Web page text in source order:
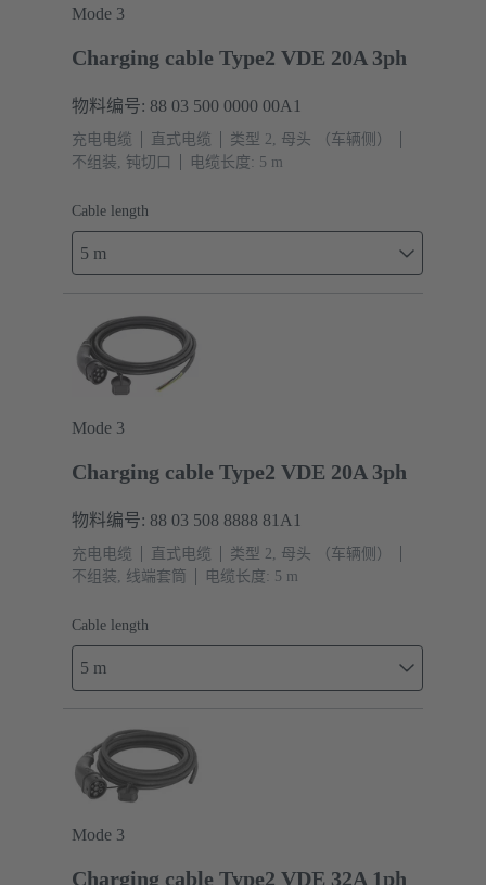
Mode 3
Charging cable Type2 VDE 20A 3ph
物料编号: 88 03 500 0000 00A1
充电电缆 直式电缆
类型 2, 母头 （车辆侧）
不组装, 钝切口
电缆长度: 5 m
Cable length
5 m
Mode 3
Charging cable Type2 VDE 20A 3ph
物料编号: 88 03 508 8888 81A1
充电电缆 直式电缆
类型 2, 母头 （车辆侧）
不组装, 线端套筒
电缆长度: 5 m
Cable length
5 m
Mode 3
Charging cable Type2 VDE 32A 1ph